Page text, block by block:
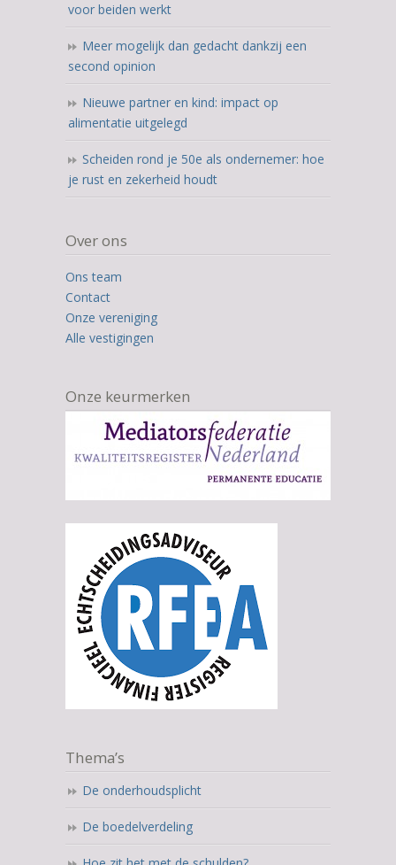
voor beiden werkt
Meer mogelijk dan gedacht dankzij een
second opinion
Nieuwe partner en kind: impact op
alimentatie uitgelegd
Scheiden rond je 50e als ondernemer: hoe
je rust en zekerheid houdt
Over ons
Ons team
Contact
Onze vereniging
Alle vestigingen
Onze keurmerken
Thema’s
De onderhoudsplicht
De boedelverdeling